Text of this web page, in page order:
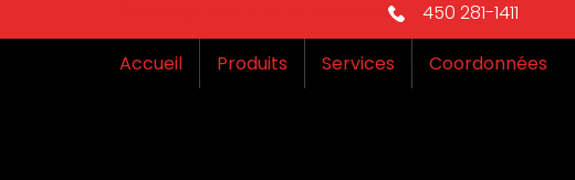
450 281-1411
Accueil
Produits Services Coordonnées